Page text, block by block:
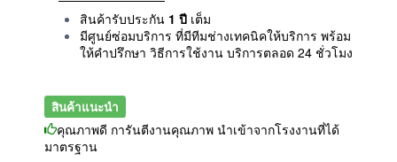
สินค้ารับประกัน 1 ปี เต็ม
มีศูนย์ซ่อมบริการ ที่มีทีมช่างเทคนิคให้บริการ พร้อม
ให้คำปรึกษา วิธีการใช้งาน บริการตลอด 24 ชั่วโมง
สินค้าแนะนำ
คุณภาพดี การันตีงานคุณภาพ นำเข้าจากโรงงานที่ได้
มาตรฐาน